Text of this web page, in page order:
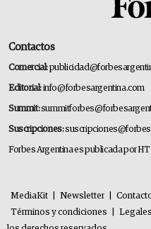
Contactos
Comercial:
Editorial:info@forbesargentina.com
Summit:
Suscripciones:
Forbes Argentina es publicada por HT
MediaKit Newsletter
Términos y condiciones
Legales